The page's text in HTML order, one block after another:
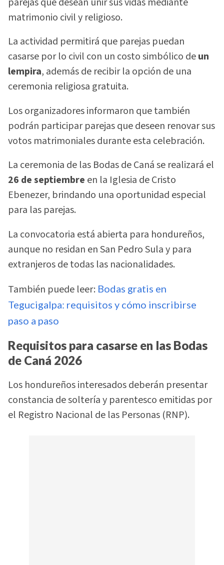
matrimonio civil y religioso.
La actividad permitirá que parejas puedan
casarse por lo civil con un costo simbólico deun
lempira, además de recibir la opción de una
ceremonia religiosa gratuita.
Los organizadores informaron que también
podrán participar parejas que deseen renovar sus
votos matrimoniales durante esta celebración.
La ceremonia de las Bodas de Caná se realizará el
26 de septiembre en la Iglesia de Cristo
Ebenezer, brindando una oportunidad especial
para las parejas.
La convocatoria está abierta para hondureños,
aunque no residan en San Pedro Sula y para
extranjeros de todas las nacionalidades.
También puede leer: Bodas gratis en
Tegucigalpa: requisitos y cómo inscribirse
paso a paso
Requisitos para casarse en las Bodas
de Caná 2026
Los hondureños interesados deberán presentar
constancia de soltería y parentesco emitidas por
el Registro Nacional de las Personas (RNP).